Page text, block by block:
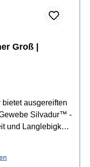
Groß |
ausgereiften
Silvadur™ -
und Langlebigkeit
Tenor) & S-